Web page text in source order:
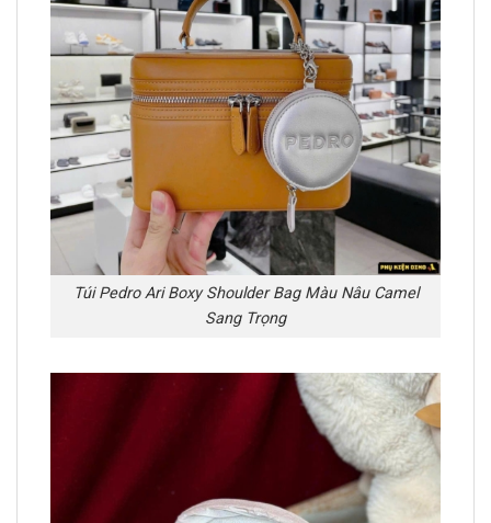
Túi Pedro Ari Boxy Shoulder Bag Màu Nâu Camel
Sang Trọng